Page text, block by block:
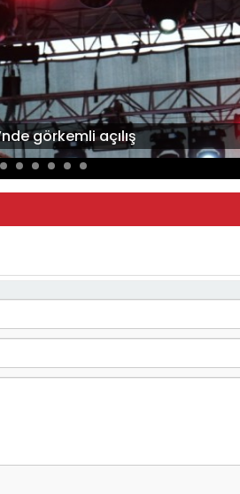
görkemli açılış